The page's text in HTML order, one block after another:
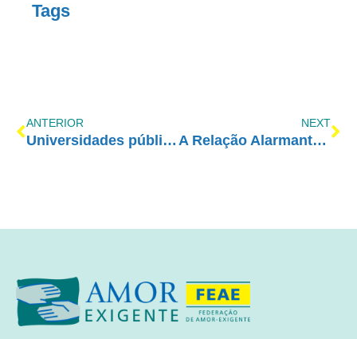
Tags
ANTERIOR
Universidades públicas têm território livre para a maconha
NEXT
A Relação Alarmante entre SUICÍDIO e Uso de Álcool e Drogas Entre Jovens